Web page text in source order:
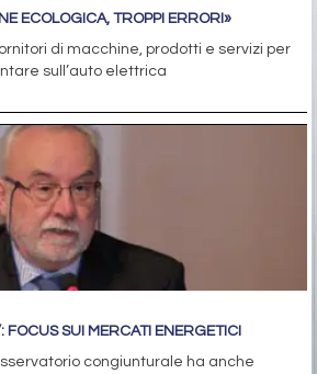
ECOLOGICA, TROPPI ERRORI»
di macchine, prodotti e servizi per
sull’auto elettrica
FOCUS SUI MERCATI ENERGETICI
congiunturale ha anche